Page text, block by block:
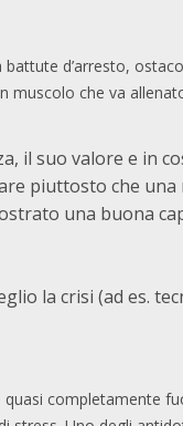
d’arresto,
muscolo che va
il suo valore e in
piuttosto che una
una buona
la crisi (ad es.
completamente